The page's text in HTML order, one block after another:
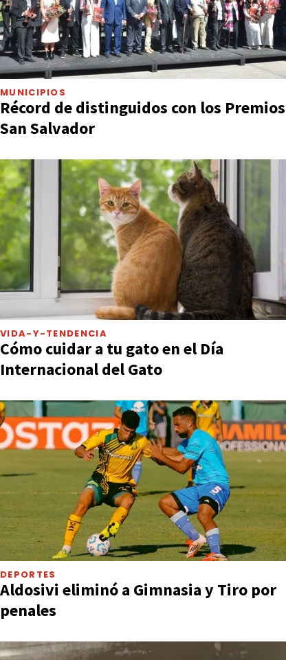
MUNICIPIOS
Récord de distinguidos con los Premios
San Salvador
VIDA-Y-TENDENCIA
Cómo cuidar a tu gato en el Día
Internacional del Gato
DEPORTES
Aldosivi eliminó a Gimnasia y Tiro por
penales